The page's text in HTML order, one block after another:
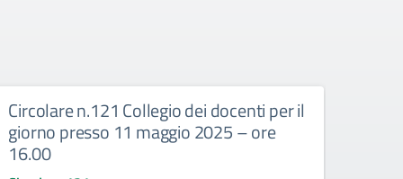
Circolare n.121 Collegio dei docenti per il
giorno presso 11 maggio 2025 – ore
16.00